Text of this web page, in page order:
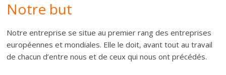
Notre but
Notre entreprise se situe au premier rang des entreprises
européennes et mondiales. Elle le doit, avant tout au travail
de chacun d’entre nous et de ceux qui nous ont précédés.